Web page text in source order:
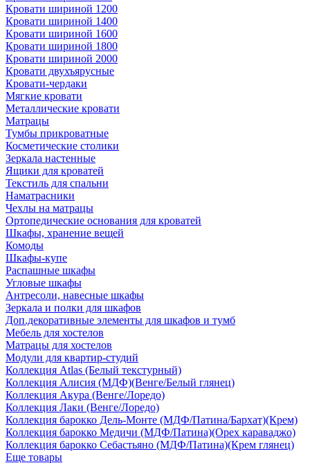
Кровати шириной 1200
Кровати шириной 1400
Кровати шириной 1600
Кровати шириной 1800
Кровати шириной 2000
Кровати двухъярусные
Кровати-чердаки
Мягкие кровати
Металлические кровати
Матрацы
Тумбы прикроватные
Косметические столики
Зеркала настенные
Ящики для кроватей
Текстиль для спальни
Наматрасники
Чехлы на матрацы
Ортопедические основания для кроватей
Шкафы, хранение вещей
Комоды
Шкафы-купе
Распашные шкафы
Угловые шкафы
Антресоли, навесные шкафы
Зеркала и полки для шкафов
Доп.декоративные элементы для шкафов и тумб
Мебель для хостелов
Матрацы для хостелов
Модули для квартир-студий
Коллекция Atlas (Белый текстурный)
Коллекция Алисия (МДФ)(Венге/Белый глянец)
Коллекция Акура (Венге/Лоредо)
Коллекция Лаки (Венге/Лоредо)
Коллекция барокко Дель-Монте (МДФ/Патина/Бархат)(Крем)
Коллекция барокко Медичи (МДФ/Патина)(Орех караваджо)
Коллекция барокко Себастьяно (МДФ/Патина)(Крем глянец)
Еще товары